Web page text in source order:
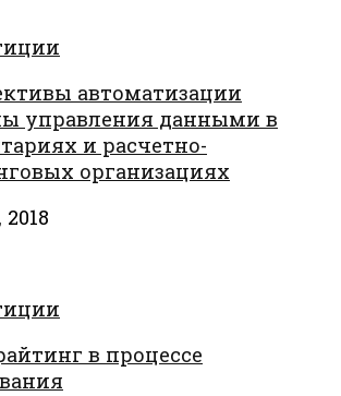
автоматизации
управления данными в
и расчетно-
организациях
в процессе